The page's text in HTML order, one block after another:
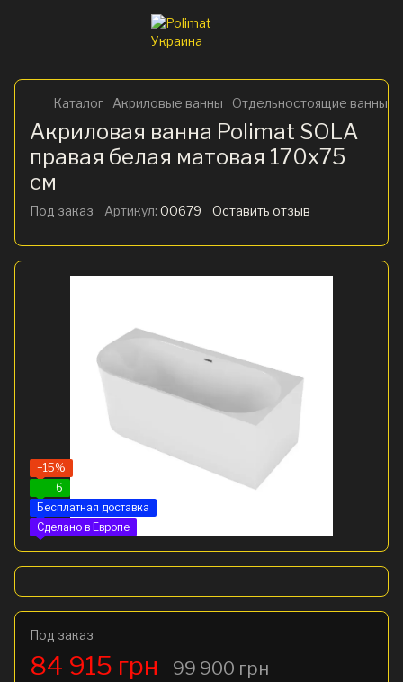
Каталог Акриловые ванны Отдельностоящие ванны
Акриловая ванна Polimat SOLA
правая белая матовая 170х75
см
Под заказ Артикул: 00679 Оставить отзыв
−15%
6
Бесплатная доставка
Сделано в Европе
Под заказ
84 915 грн 99 900 грн